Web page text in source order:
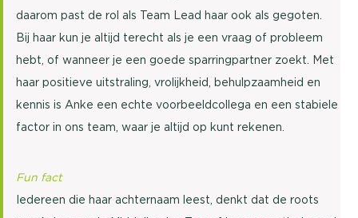
daarom past de rol als Team Lead haar ook als gegoten.
Bij haar kun je altijd terecht als je een vraag of probleem
hebt, of wanneer je een goede sparringpartner zoekt. Met
haar positieve uitstraling, vrolijkheid, behulpzaamheid en
kennis is Anke een echte voorbeeldcollega en een stabiele
factor in ons team, waar je altijd op kunt rekenen.
Fun fact
Iedereen die haar achternaam leest, denkt dat de roots